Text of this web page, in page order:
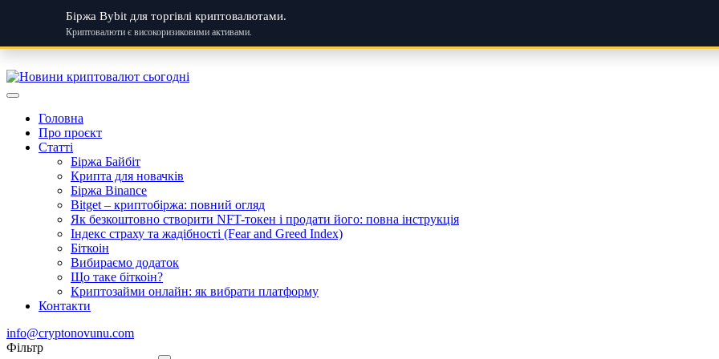
Біржа Bybit для торгівлі криптовалютами.
Криптовалюти є високоризиковими активами.
to
content
Головна
Про проєкт
Статті
Біржа Байбіт
Крипта для новачків
Біржа Binance
Bitget – криптобіржа: повний огляд
Як безкоштовно створити NFT-токен і продати його: повна інструкція
Індекс страху та жадібності (Fear and Greed Index)
Біткоін
Вибираємо додаток
Що таке біткоін?
Криптозайми онлайн: як вибрати платформу
Контакти
info@cryptonovunu.com
Фiльтр